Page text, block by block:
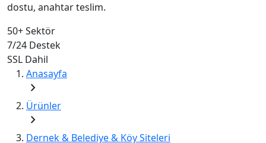
dostu, anahtar teslim.
50+Sektör
7/24 Destek
SSL Dahil
Anasayfa
chevron_right
Ürünler
chevron_right
Dernek & Belediye & Köy Siteleri